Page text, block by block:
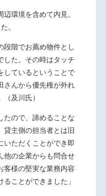
環境を含めて内見。
。
段階でお薦め物件とし
した。その時はタッチ
しているということで
さんから優先権が外れ
及川氏）
たので、諦めることな
貸主側の担当者とは旧
いただくことができ即
他の企業からも問合せ
客様の堅実な業務内容
ことができました」